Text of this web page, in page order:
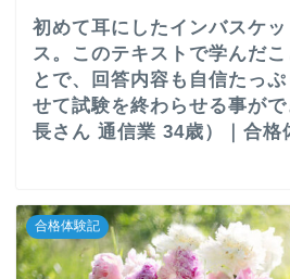
初めて耳にしたインバスケ
ス。このテキストで学んだ
とで、回答内容も自信たっ
せて試験を終わらせる事が
長さん 通信業 34歳）｜合格
合格体験記